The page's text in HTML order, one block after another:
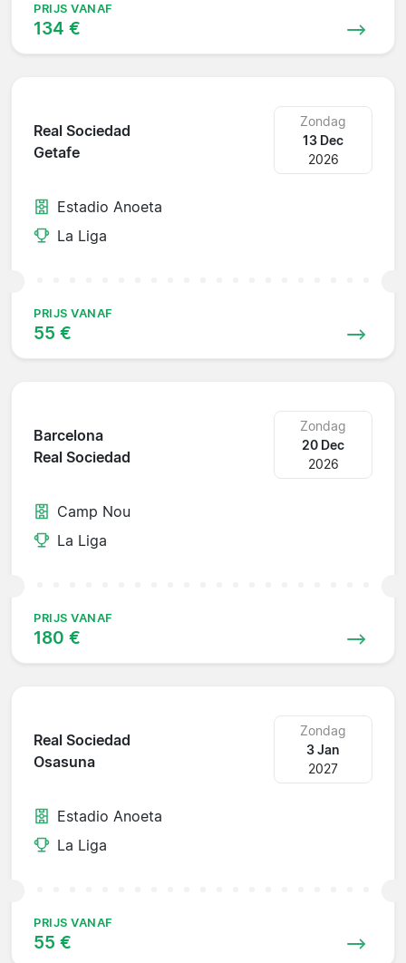
PRIJS VANAF
134 €
Real Sociedad
Getafe
Zondag
13 Dec
2026
Estadio Anoeta
La Liga
PRIJS VANAF
55 €
Barcelona
Real Sociedad
Zondag
20 Dec
2026
Camp Nou
La Liga
PRIJS VANAF
180 €
Real Sociedad
Osasuna
Zondag
3 Jan
2027
Estadio Anoeta
La Liga
PRIJS VANAF
55 €